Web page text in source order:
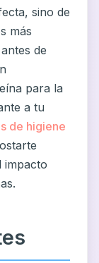
sino de
más
de
para la
a tu
de higiene
impacto